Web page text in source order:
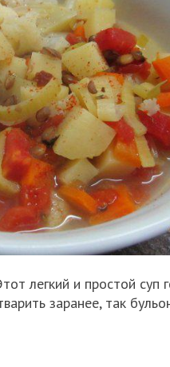
легкий и простой
заранее, так